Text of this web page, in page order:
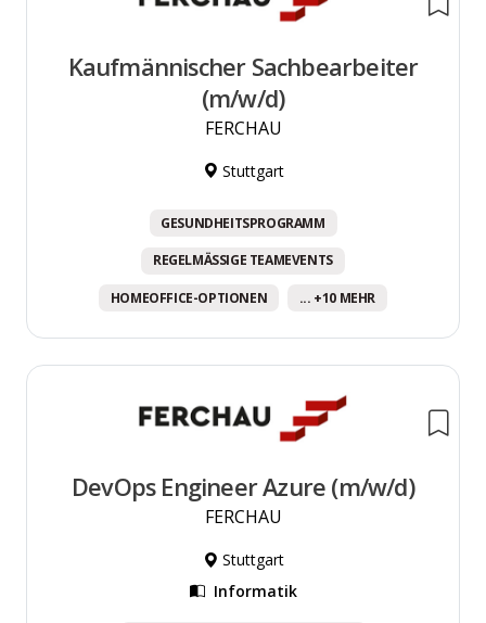
Kaufmännischer Sachbearbeiter
(m/w/d)
FERCHAU
Stuttgart
GESUNDHEITSPROGRAMM
REGELMÄSSIGE TEAMEVENTS
HOMEOFFICE-OPTIONEN ... +10 MEHR
DevOps Engineer Azure (m/w/d)
FERCHAU
Stuttgart
Informatik